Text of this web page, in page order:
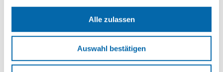
Alle zulassen
Auswahl bestätigen
PDF-Datei
Green Economy,Klimaschutzgesetz,Pariser Klimaabkommen,UN-
Erscheinungsjahr